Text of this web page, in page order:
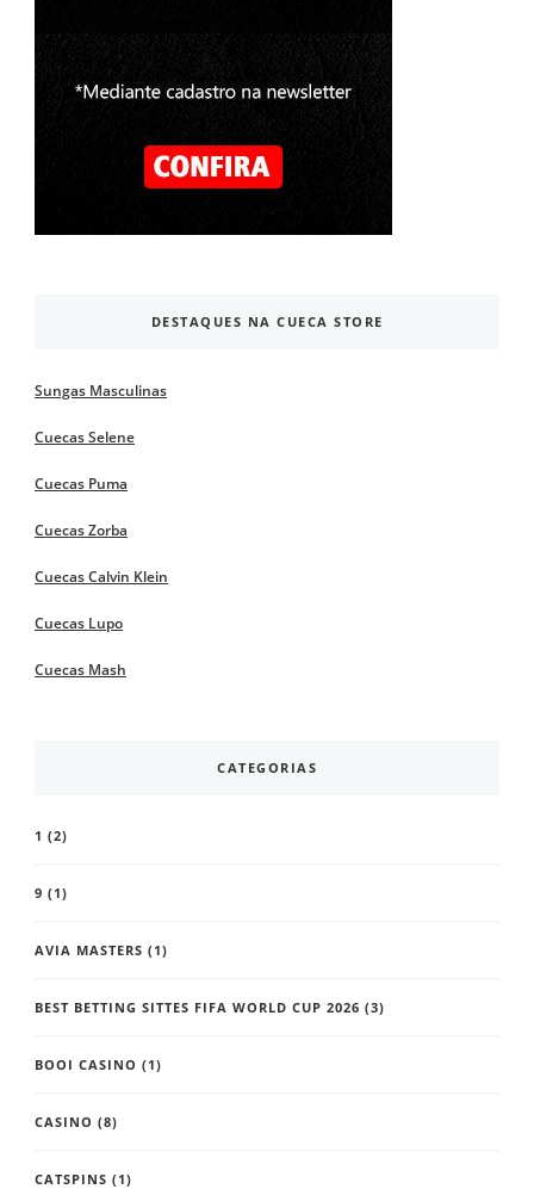
DESTAQUES NA CUECA STORE
Sungas Masculinas
Cuecas Selene
Cuecas Puma
Cuecas Zorba
Cuecas Calvin Klein
Cuecas Lupo
Cuecas Mash
CATEGORIAS
1 (2)
9 (1)
AVIA MASTERS (1)
BEST BETTING SITTES FIFA WORLD CUP 2026 (3)
BOOI CASINO (1)
CASINO (8)
CATSPINS (1)